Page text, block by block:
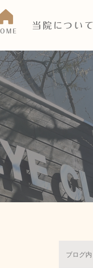
当院について
当院について
アクセス・診療時間
医師の紹介
院内・設備紹介